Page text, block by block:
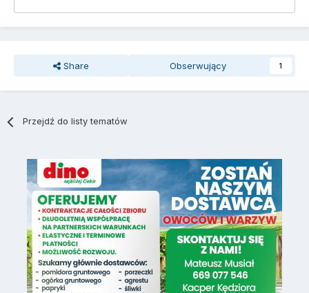
Share Obserwujący 1
Przejdź do listy tematów